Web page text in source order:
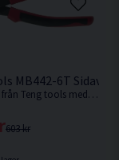
MB442-6T
Sidavbitare från Teng tools med kapacitet för 2,5mm ståltråd.
603 kr